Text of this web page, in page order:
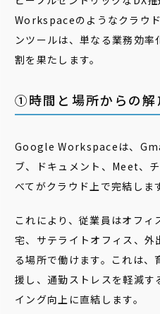
Workspaceのようなクラウ
ンツールは、単なる業務効
割を果たします。
①時間と場所からの解
Google Workspaceは、
ブ、ドキュメント、Meet、
べてがクラウド上で完結しま
これにより、従業員はオフ
宅、サテライトオフィス、外
る場所で働けます。これは、
援し、通勤ストレスを軽減す
イング向上に直結します。